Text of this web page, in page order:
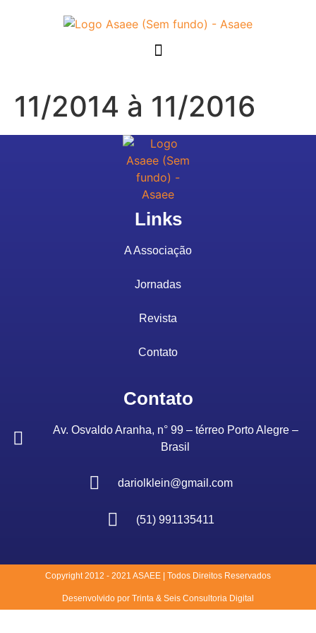
11/2014 à 11/2016
Links
A Associação
Jornadas
Revista
Contato
Contato
Av. Osvaldo Aranha, n° 99 – térreo Porto Alegre –
Brasil
dariolklein@gmail.com
(51) 991135411
Copyright 2012 - 2021 ASAEE | Todos Direitos Reservados
Desenvolvido por Trinta & Seis Consultoria Digital